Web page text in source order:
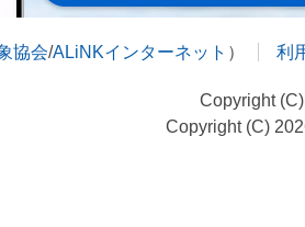
協会/ALiNKインターネット ） 利
Copyright
Copyright (C)